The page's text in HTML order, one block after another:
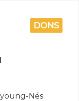
DONS
Nés